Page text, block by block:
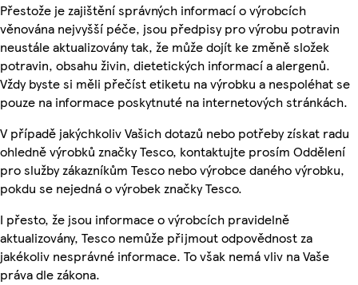
Přestože je zajištění správných informací o výrobcích
věnována nejvyšší péče, jsou předpisy pro výrobu potravin
neustále aktualizovány tak, že může dojít ke změně složek
potravin, obsahu živin, dietetických informací a alergenů.
Vždy byste si měli přečíst etiketu na výrobku a nespoléhat se
pouze na informace poskytnuté na internetových stránkách.
V případě jakýchkoliv Vašich dotazů nebo potřeby získat radu
ohledně výrobků značky Tesco, kontaktujte prosím Oddělení
pro služby zákazníkům Tesco nebo výrobce daného výrobku,
pokdu se nejedná o výrobek značky Tesco.
I přesto, že jsou informace o výrobcích pravidelně
aktualizovány, Tesco nemůže přijmout odpovědnost za
jakékoliv nesprávné informace. To však nemá vliv na Vaše
práva dle zákona.